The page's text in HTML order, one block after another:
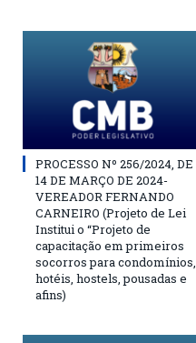
PROCESSO Nº 256/2024, DE
14 DE MARÇO DE 2024-
VEREADOR FERNANDO
CARNEIRO (Projeto de Lei
Institui o “Projeto de
capacitação em primeiros
socorros para condomínios,
hotéis, hostels, pousadas e
afins)